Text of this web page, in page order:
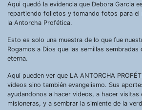
Aqui quedó la evidencia que Debora Garcia
repartiendo folletos y tomando fotos para
la Antorcha Profética.
Esto es solo una muestra de lo que fue
Rogamos a Dios que las semillas
eterna.
Aqui pueden ver que LA ANTORCHA
vídeos sino también evangelismo. Sus
ayudandonos a hacer videos, a hacer visitas
misioneras, y a sembrar la simiente de la